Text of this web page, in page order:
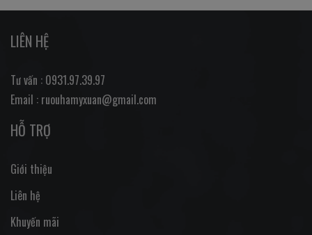
LIÊN HỆ
Tư vấn : 0931.97.39.97
Email : ruouhamyxuan@gmail.com
HỖ TRỢ
Giới thiệu
Liên hệ
Khuyến mãi